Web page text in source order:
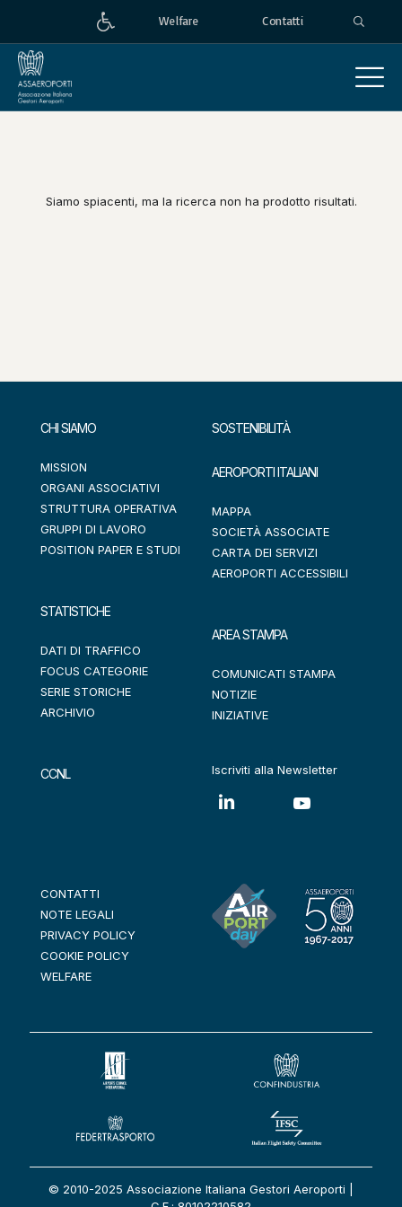
Welfare Contatti
Siamo spiacenti, ma la ricerca non ha prodotto risultati.
CHI SIAMO
MISSION
ORGANI ASSOCIATIVI
STRUTTURA OPERATIVA
GRUPPI DI LAVORO
POSITION PAPER E STUDI
STATISTICHE
DATI DI TRAFFICO
FOCUS CATEGORIE
SERIE STORICHE
ARCHIVIO
CCNL
SOSTENIBILITÀ
AEROPORTI ITALIANI
MAPPA
SOCIETÀ ASSOCIATE
CARTA DEI SERVIZI
AEROPORTI ACCESSIBILI
AREA STAMPA
COMUNICATI STAMPA
NOTIZIE
INIZIATIVE
Iscriviti alla Newsletter
CONTATTI
NOTE LEGALI
PRIVACY POLICY
COOKIE POLICY
WELFARE
© 2010-2025 Associazione Italiana Gestori Aeroporti |